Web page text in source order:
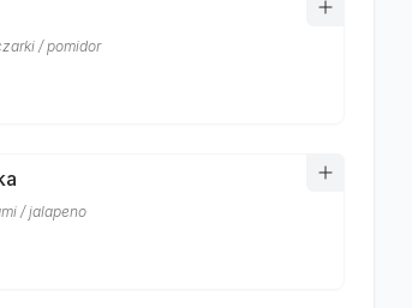
/ pomidor
/ jalapeno